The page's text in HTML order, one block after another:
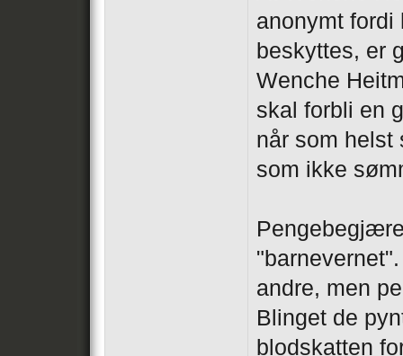
anonymt fordi
beskyttes, er
Wenche
skal forbli en
når som helst
som ikke
andre, men
Blinget de
blodskatten